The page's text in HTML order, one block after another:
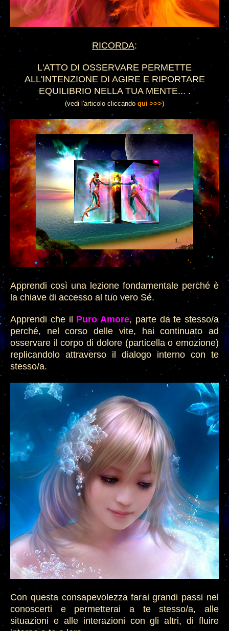
RICORDA:
L'ATTO DI OSSERVARE PERMETTE
ALL'INTENZIONE DI AGIRE E RIPORTARE
EQUILIBRIO NELLA TUA MENTE... .
(vedi l'articolo cliccando qui >>>)
Apprendi così una lezione fondamentale perché è
la chiave di accesso al tuo vero Sé.
Apprendi che il Puro Amore, parte da te stesso/a
perché, nel corso delle vite, hai continuato ad
osservare il corpo di dolore(particella o emozione)
replicandolo attraverso il dialogo interno con te
stesso/a.
Con questa consapevolezza farai grandi passi nel
conoscerti e permetterai a te stesso/a, alle
situazioni e alle interazioni con gli altri, di fluire